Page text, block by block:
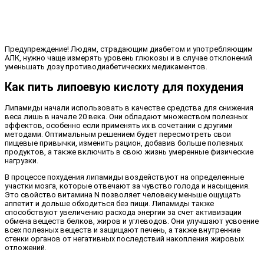
Предупреждение! Людям, страдающим диабетом и употребляющим
АЛК, нужно чаще измерять уровень глюкозы и в случае отклонений
уменьшать дозу противодиабетических медикаментов.
Как пить липоевую кислоту для похудения
Липамиды начали использовать в качестве средства для снижения
веса лишь в начале 20 века. Они обладают множеством полезных
эффектов, особенно если применять их в сочетании с другими
методами. Оптимальным решением будет пересмотреть свои
пищевые привычки, изменить рацион, добавив больше полезных
продуктов, а также включить в свою жизнь умеренные физические
нагрузки.
В процессе похудения липамиды воздействуют на определенные
участки мозга, которые отвечают за чувство голода и насыщения.
Это свойство витамина N позволяет человеку меньше ощущать
аппетит и дольше обходиться без пищи. Липамиды также
способствуют увеличению расхода энергии за счет активизации
обмена веществ белков, жиров и углеводов. Они улучшают усвоение
всех полезных веществ и защищают печень, а также внутренние
стенки органов от негативных последствий накопления жировых
отложений.